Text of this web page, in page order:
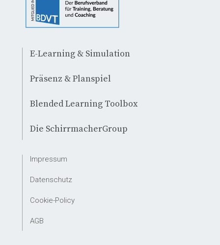
E-Learning & Simulation
Präsenz & Planspiel
Blended Learning Toolbox
Die SchirrmacherGroup
Impressum
Datenschutz
Cookie-Policy
AGB